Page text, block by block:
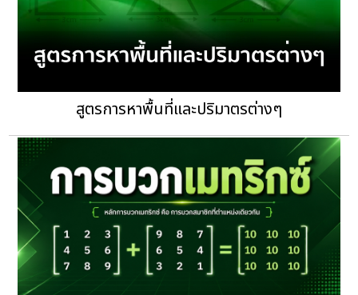
สูตรการหาพื้นที่และปริมาตรต่างๆ